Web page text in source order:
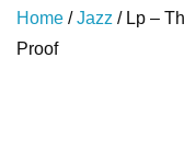
Home /Jazz / Lp –
Proof